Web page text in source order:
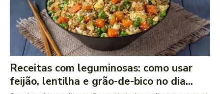
Receitas com leguminosas: como usar
feijão, lentilha e grão-de-bico no dia...